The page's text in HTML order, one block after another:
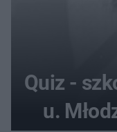
Quiz -
u.